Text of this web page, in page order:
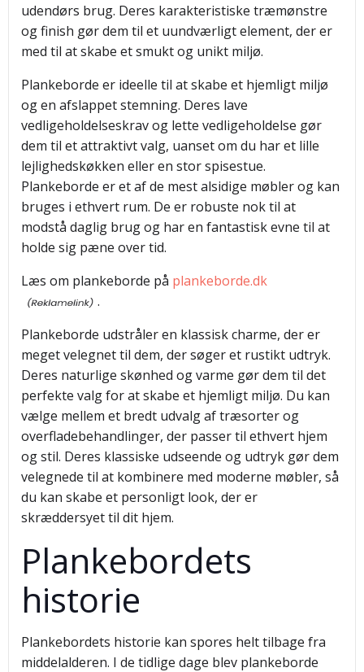
udendørs brug. Deres karakteristiske træmønstre
og finish gør dem til et uundværligt element, der er
med til at skabe et smukt og unikt miljø.
Plankeborde er ideelle til at skabe et hjemligt miljø
og en afslappet stemning. Deres lave
vedligeholdelseskrav og lette vedligeholdelse gør
dem til et attraktivt valg, uanset om du har et lille
lejlighedskøkken eller en stor spisestue.
Plankeborde er et af de mest alsidige møbler og kan
bruges i ethvert rum. De er robuste nok til at
modstå daglig brug og har en fantastisk evne til at
holde sig pæne over tid.
Læs om plankeborde på plankeborde.dk
.
Plankeborde udstråler en klassisk charme, der er
meget velegnet til dem, der søger et rustikt udtryk.
Deres naturlige skønhed og varme gør dem til det
perfekte valg for at skabe et hjemligt miljø. Du kan
vælge mellem et bredt udvalg af træsorter og
overfladebehandlinger, der passer til ethvert hjem
og stil. Deres klassiske udseende og udtryk gør dem
velegnede til at kombinere med moderne møbler, så
du kan skabe et personligt look, der er
skræddersyet til dit hjem.
Plankebordets
historie
Plankebordets historie kan spores helt tilbage fra
middelalderen. I de tidlige dage blev plankeborde